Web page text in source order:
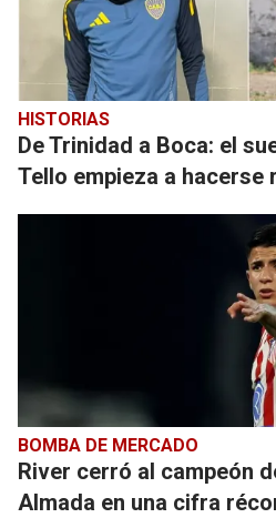
HISTORIAS
De Trinidad a Boca: el
Tello empieza a hacerse
BOMBA DE MERCADO
River cerró al campeón
Almada en una cifra